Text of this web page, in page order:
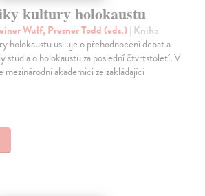
kultury holokaustu
Wulf, Presner Todd (eds.)| Kniha
holokaustu usiluje o přehodnocení debat a
studia o holokaustu za poslední čtvrtstoletí. V
mezinárodní akademici ze zakládající